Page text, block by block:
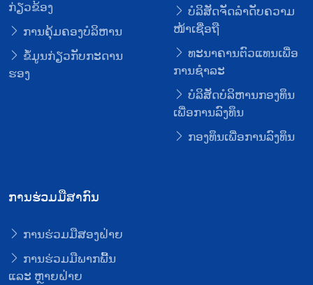
ກ່ຽວຂ້ອງ
ການຄຸ້ມຄອງບໍລິຫານ
ຂໍ້ມູນກ່ຽວກັບກະດານ
ຮອງ
ບໍລິສັດຈັດລໍາດັບຄວາມ
ໜ້າເຊື່ອຖື
ທະນາຄານຕົວແທນເພື່ອ
ການຊໍາລະ
ບໍລິສັດບໍລິຫານກອງທຶນ
ເພື່ອການລົງທຶນ
ກອງທຶນເພື່ອການລົງທຶນ
ການຮ່ວມມືສາກົນ
ການຮ່ວມມືສອງຝ່າຍ
ການຮ່ວມມືພາກພື້ນ
ແລະ ຫຼາຍຝ່າຍ